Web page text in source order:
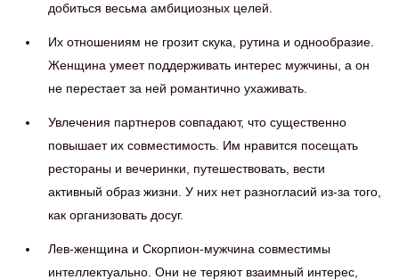
добиться весьма амбициозных целей.
Их отношениям не грозит скука, рутина и однообразие.
Женщина умеет поддерживать интерес мужчины, а он
не перестает за ней романтично ухаживать.
Увлечения партнеров совпадают, что существенно
повышает их совместимость. Им нравится посещать
рестораны и вечеринки, путешествовать, вести
активный образ жизни. У них нет разногласий из-за того,
как организовать досуг.
Лев-женщина и Скорпион-мужчина совместимы
интеллектуально. Они не теряют взаимный интерес,